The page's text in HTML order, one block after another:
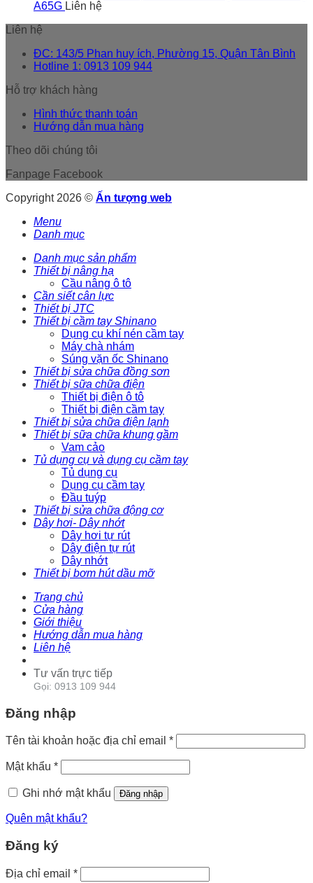
A65G Liên hệ
Liên hệ
ĐC: 143/5 Phan huy ích, Phường 15, Quận Tân Bình
Hotline 1: 0913 109 944
Hỗ trợ khách hàng
Hình thức thanh toán
Hướng dẫn mua hàng
Theo dõi chúng tôi
Fanpage Facebook
Copyright 2026 © Ấn tượng web
Menu
Danh mục
Danh mục sản phẩm
Thiết bị nâng hạ
Cầu nâng ô tô
Cần siết cân lực
Thiết bị JTC
Thiết bị cầm tay Shinano
Dụng cụ khí nén cầm tay
Máy chà nhám
Súng vặn ốc Shinano
Thiết bị sửa chữa đồng sơn
Thiết bị sữa chữa điện
Thiết bị điện ô tô
Thiết bị điện cầm tay
Thiết bị sửa chữa điện lạnh
Thiết bị sữa chữa khung gầm
Vam cảo
Tủ dụng cụ và dụng cụ cầm tay
Tủ dụng cụ
Dụng cụ cầm tay
Đầu tuýp
Thiết bị sửa chữa động cơ
Dây hơi- Dây nhớt
Dây hơi tự rút
Dây điện tự rút
Dây nhớt
Thiết bị bơm hút dầu mỡ
Trang chủ
Cửa hàng
Giới thiệu
Hướng dẫn mua hàng
Liên hệ
Tư vấn trực tiếp
Gọi: 0913 109 944
Đăng nhập
Tên tài khoản hoặc địa chỉ email *
Mật khẩu *
Ghi nhớ mật khẩu Đăng nhập
Quên mật khẩu?
Đăng ký
Địa chỉ email *